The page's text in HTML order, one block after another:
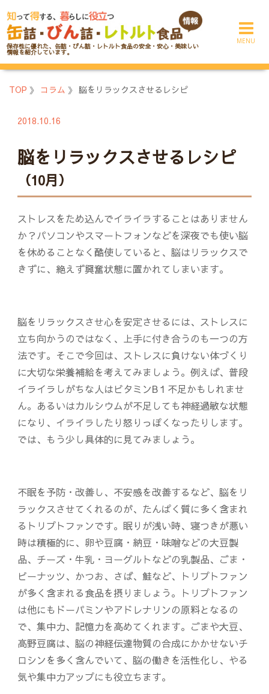
ン
テ
ン
ツ
保存性に優れた、缶詰・びん詰・レトルト食品の安全・安心・美味しい
情報を紹介しています。
TOP 》 コラム 》 脳をリラックスさせるレシピ
2018.10.16
脳をリラックスさせるレシピ
（10月）
ストレスをため込んでイライラすることはありません
か？パソコンやスマートフォンなどを深夜でも使い脳
を休めることなく酷使していると、脳はリラックスで
きずに、絶えず興奮状態に置かれてしまいます。
脳をリラックスさせ心を安定させるには、ストレスに
立ち向かうのではなく、上手に付き合うのも一つの方
法です。そこで今回は、ストレスに負けない体づくり
に大切な栄養補給を考えてみましょう。例えば、普段
イライラしがちな人はビタミンB１不足かもしれませ
ん。あるいはカルシウムが不足しても神経過敏な状態
になり、イライラしたり怒りっぽくなったりします。
では、もう少し具体的に見てみましょう。
不眠を予防・改善し、不安感を改善するなど、脳をリ
ラックスさせてくれるのが、たんぱく質に多く含まれ
るトリプトファンです。眠りが浅い時、寝つきが悪い
時は積極的に、卵や豆腐・納豆・味噌などの大豆製
品、チーズ・牛乳・ヨーグルトなどの乳製品、ごま・
ピーナッツ、かつお、さば、鮭など、トリプトファン
が多く含まれる食品を摂りましょう。トリプトファン
は他にもドーパミンやアドレナリンの原料となるの
で、集中力、記憶力を高めてくれます。ごまや大豆、
高野豆腐は、脳の神経伝達物質の合成にかかせないチ
ロシンを多く含んでいて、脳の働きを活性化し、やる
気や集中力アップにも役立ちます。